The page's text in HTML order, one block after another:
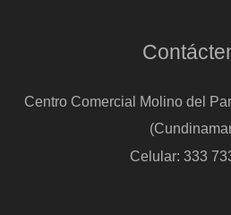
Centro Comercial Molino del
Celular: 333